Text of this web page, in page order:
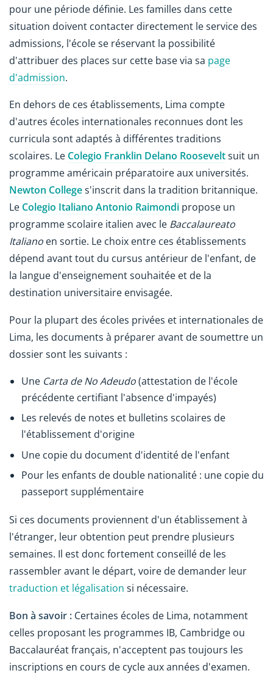
pour une période définie. Les familles dans cette
situation doivent contacter directement le service des
admissions, l'école se réservant la possibilité
d'attribuer des places sur cette base via sa page
d'admission.
En dehors de ces établissements, Lima compte
d'autres écoles internationales reconnues dont les
curricula sont adaptés à différentes traditions
scolaires. Le Colegio Franklin Delano Rooseveltsuit un
programme américain préparatoire aux universités.
Newton Colleges'inscrit dans la tradition britannique.
Le Colegio Italiano Antonio Raimondi propose un
programme scolaire italien avec le Baccalaureato
Italiano en sortie. Le choix entre ces établissements
dépend avant tout du cursus antérieur de l'enfant, de
la langue d'enseignement souhaitée et de la
destination universitaire envisagée.
Pour la plupart des écoles privées et internationales de
Lima, les documents à préparer avant de soumettre un
dossier sont les suivants :
Une Carta de No Adeudo(attestation de l'école
précédente certifiant l'absence d'impayés)
Les relevés de notes et bulletins scolaires de
l'établissement d'origine
Une copie du document d'identité de l'enfant
Pour les enfants de double nationalité : une copie du
passeport supplémentaire
Si ces documents proviennent d'un établissement à
l'étranger, leur obtention peut prendre plusieurs
semaines. Il est donc fortement conseillé de les
rassembler avant le départ, voire de demander leur
traduction et légalisation si nécessaire.
Bon à savoir : Certaines écoles de Lima, notamment
celles proposant les programmes IB, Cambridge ou
Baccalauréat français, n'acceptent pas toujours les
inscriptions en cours de cycle aux années d'examen.